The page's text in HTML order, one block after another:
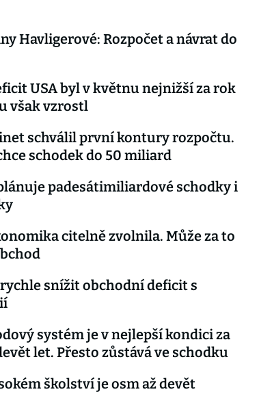
Havligerové: Rozpočet a návrat do
USA byl v květnu nejnižší za rok
však vzrostl
schválil první kontury rozpočtu.
schodek do 50 miliard
padesátimiliardové schodky i
citelně zvolnila. Může za to
snížit obchodní deficit s
systém je v nejlepší kondici za
let. Přesto zůstává ve schodku
školství je osm až devět